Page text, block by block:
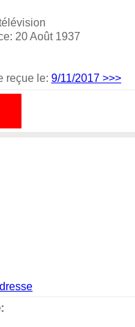
20 Août 1937
reçue le: 9/11/2017 >>>